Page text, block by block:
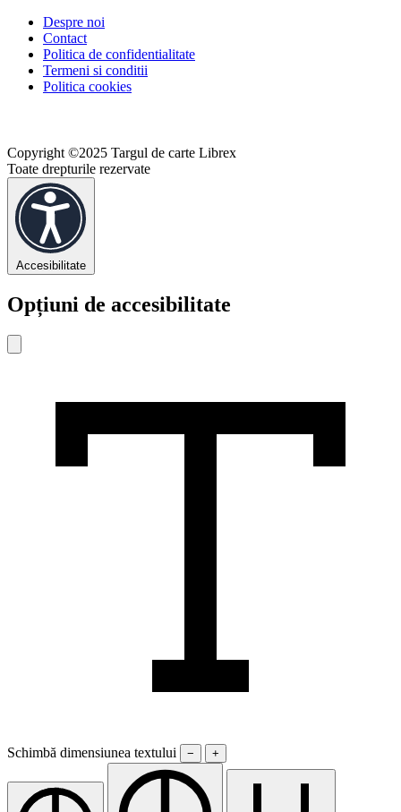
Despre noi
Contact
Politica de confidentialitate
Termeni si conditii
Politica cookies
Copyright ©2025 Targul de carte Librex
Toate drepturile rezervate
Accesibilitate
Opțiuni de accesibilitate
Schimbă dimensiunea textului − +